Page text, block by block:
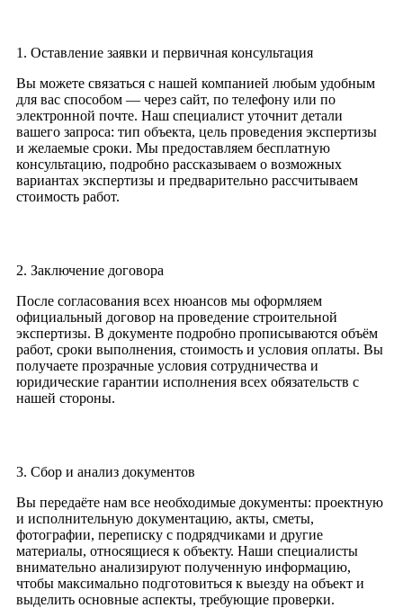
1. Оставление заявки и первичная консультация
Вы можете связаться с нашей компанией любым удобным
для вас способом — через сайт, по телефону или по
электронной почте. Наш специалист уточнит детали
вашего запроса: тип объекта, цель проведения экспертизы
и желаемые сроки. Мы предоставляем бесплатную
консультацию, подробно рассказываем о возможных
вариантах экспертизы и предварительно рассчитываем
стоимость работ.
2. Заключение договора
После согласования всех нюансов мы оформляем
официальный договор на проведение строительной
экспертизы. В документе подробно прописываются объём
работ, сроки выполнения, стоимость и условия оплаты. Вы
получаете прозрачные условия сотрудничества и
юридические гарантии исполнения всех обязательств с
нашей стороны.
3. Сбор и анализ документов
Вы передаёте нам все необходимые документы: проектную
и исполнительную документацию, акты, сметы,
фотографии, переписку с подрядчиками и другие
материалы, относящиеся к объекту. Наши специалисты
внимательно анализируют полученную информацию,
чтобы максимально подготовиться к выезду на объект и
выделить основные аспекты, требующие проверки.